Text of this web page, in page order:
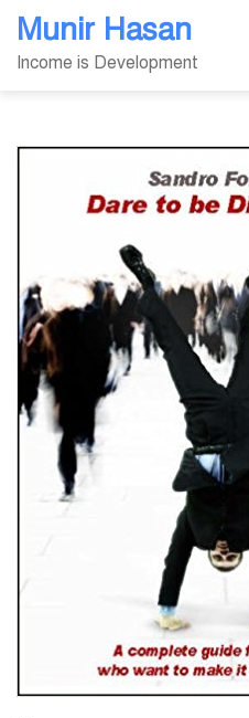
SkipMunir Hasan
Income is Development